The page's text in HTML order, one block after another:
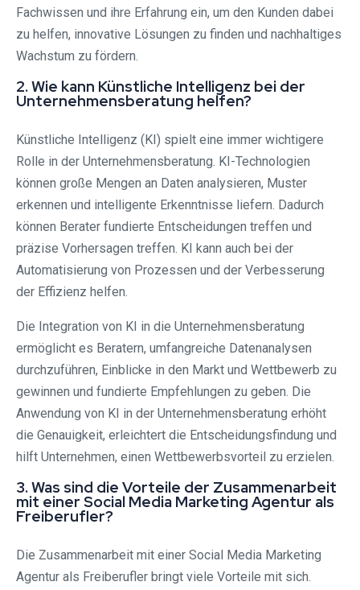
Fachwissen und ihre Erfahrung ein, um den Kunden dabei
zu helfen, innovative Lösungen zu finden und nachhaltiges
Wachstum zu fördern.
2. Wie kann Künstliche Intelligenz bei der
Unternehmensberatung helfen?
Künstliche Intelligenz (KI) spielt eine immer wichtigere
Rolle in der Unternehmensberatung. KI-Technologien
können große Mengen an Daten analysieren, Muster
erkennen und intelligente Erkenntnisse liefern. Dadurch
können Berater fundierte Entscheidungen treffen und
präzise Vorhersagen treffen. KI kann auch bei der
Automatisierung von Prozessen und der Verbesserung
der Effizienz helfen.
Die Integration von KI in die Unternehmensberatung
ermöglicht es Beratern, umfangreiche Datenanalysen
durchzuführen, Einblicke in den Markt und Wettbewerb zu
gewinnen und fundierte Empfehlungen zu geben. Die
Anwendung von KI in der Unternehmensberatung erhöht
die Genauigkeit, erleichtert die Entscheidungsfindung und
hilft Unternehmen, einen Wettbewerbsvorteil zu erzielen.
3. Was sind die Vorteile der Zusammenarbeit
mit einer Social Media Marketing Agentur als
Freiberufler?
Die Zusammenarbeit mit einer Social Media Marketing
Agentur als Freiberufler bringt viele Vorteile mit sich.